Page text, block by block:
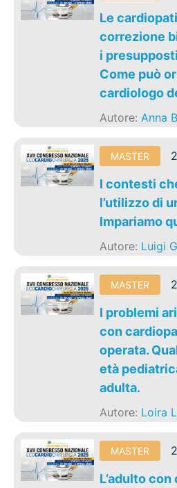
Le
correzione
i
Come può
cardiologo
Autore:Anna
MASTER
I contesti
l’utilizzo di
Impariamo
Autore: Luigi
MASTER
I problemi
con
operata.
età
adulta.
Autore: Loira
MASTER
L’adulto